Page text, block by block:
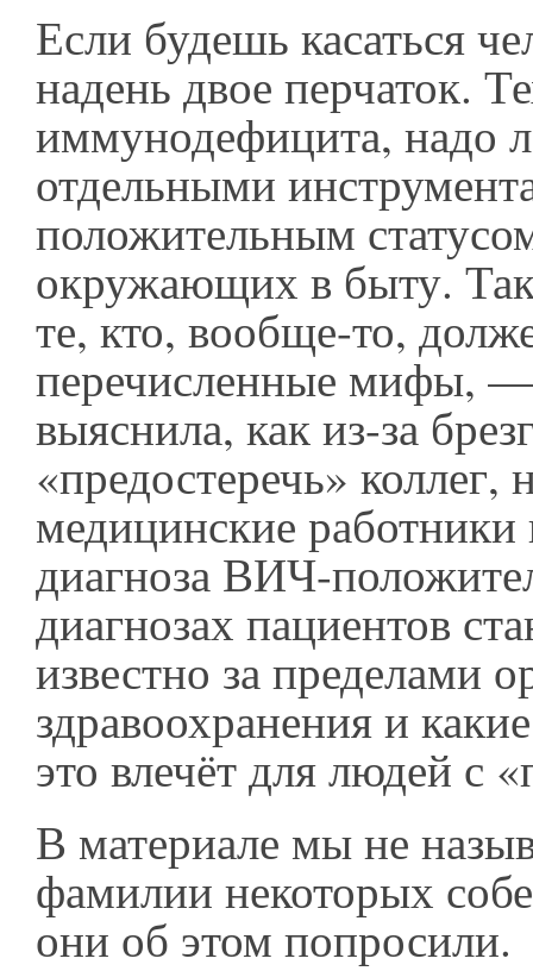
Если будешь касаться
надень двое перчаток.
иммунодефицита, надо
отдельными
положительным
окружающих в быту.
те, кто, вообще-то,
перечисленные мифы, —
выяснила, как из-за
«предостеречь» коллег,
медицинские
диагноза ВИЧ-
диагнозах пациентов
известно за пределами
здравоохранения и
это влечёт для людей с
В материале мы не
фамилии некоторых
они об этом попросили.